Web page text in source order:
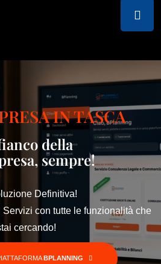
IN TASCA
della
sempre!
Definitiva!
con tutte le funzionalità che
cercando!
BPLANNING